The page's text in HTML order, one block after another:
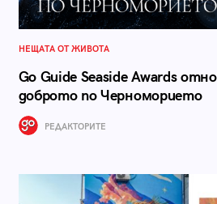
НЕЩАТА ОТ ЖИВОТА
Go Guide Seaside Awards
доброто по Черноморието
РЕДАКТОРИТЕ